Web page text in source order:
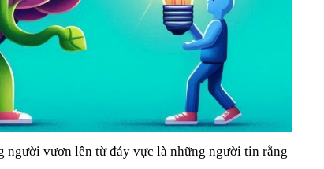
người vươn lên từ đáy vực là những người tin rằng